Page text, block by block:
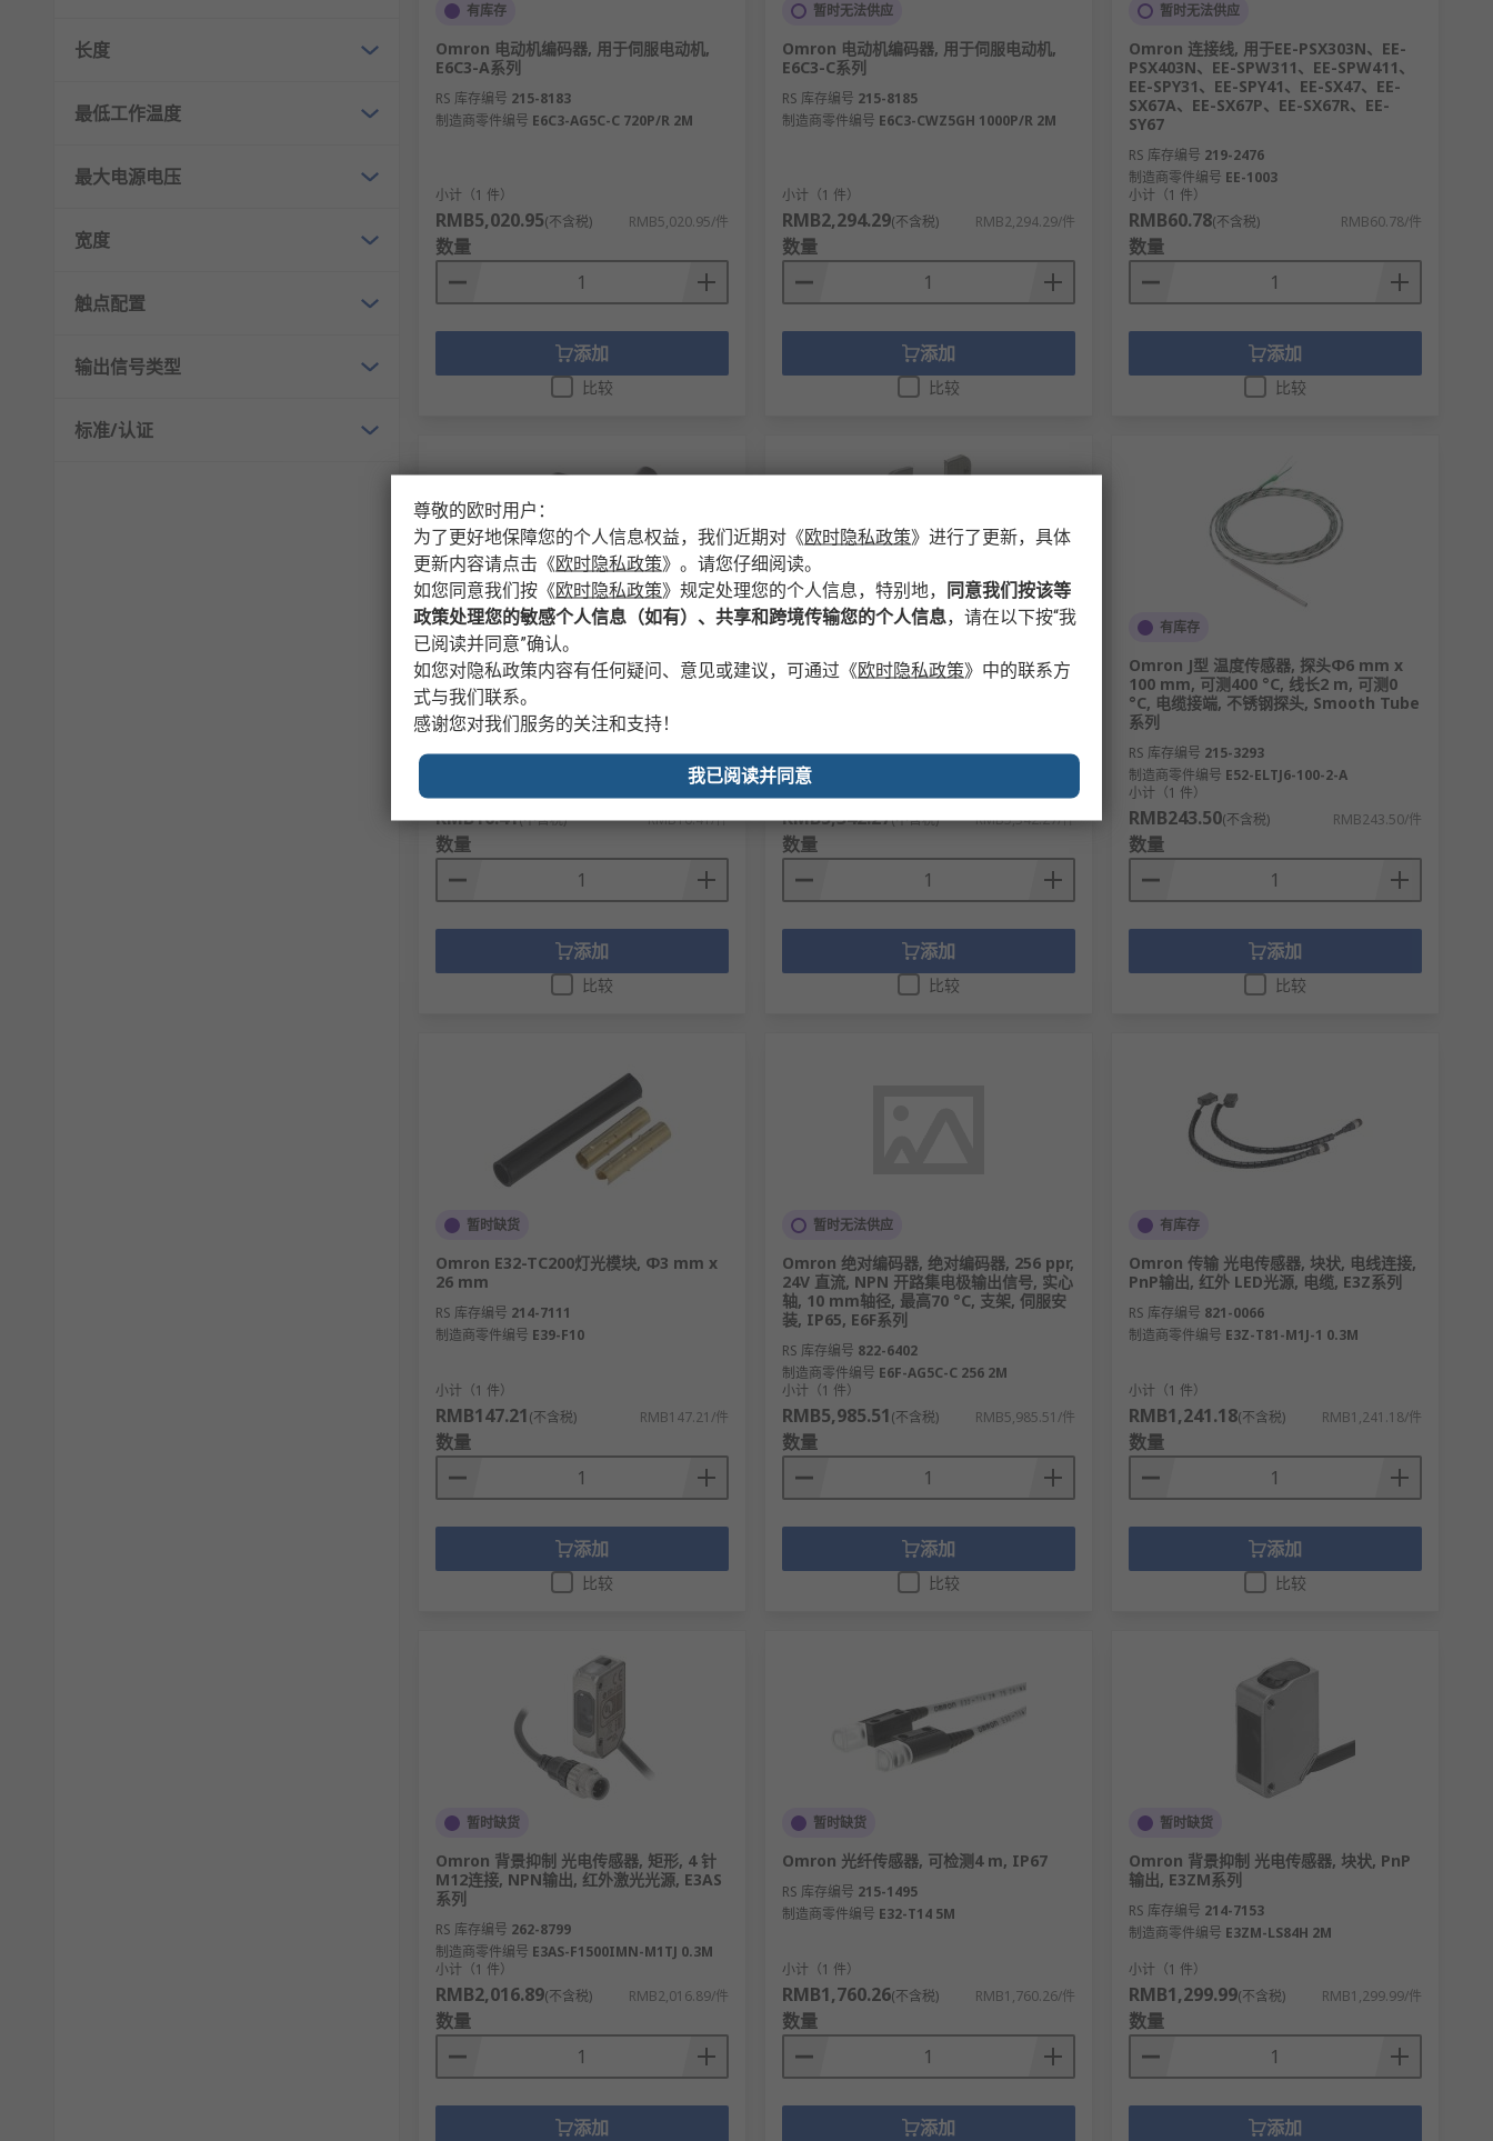
长度
最低工作温度
最大电源电压
宽度
触点配置
输出信号类型
标准/认证
有库存
Omron 电动机编码器, 用于伺服电动机,
E6C3-A系列
RS 库存编号 215-8183
制造商零件编号 E6C3-AG5C-C 720P/R 2M
小计（1 件）
RMB5,020.95(不含税) RMB5,020.95/件
数量
添加
比较
暂时无法供应
Omron 电动机编码器, 用于伺服电动机,
E6C3-C系列
RS 库存编号 215-8185
制造商零件编号 E6C3-CWZ5GH 1000P/R 2M
小计（1 件）
RMB2,294.29(不含税) RMB2,294.29/件
数量
添加
比较
暂时无法供应
Omron 连接线, 用于EE-PSX303N、EE-
PSX403N、EE-SPW311、EE-SPW411、
EE-SPY31、EE-SPY41、EE-SX47、EE-
SX67A、EE-SX67P、EE-SX67R、EE-
SY67
RS 库存编号 219-2476
制造商零件编号 EE-1003
小计（1 件）
RMB60.78(不含税) RMB60.78/件
数量
添加
比较
有库存
Omron 短转子杠杆 微动开关, SPDT, 250
V 交流, 15A触点, 插片端, 操作力2.35N,
IP40
RS 库存编号 682-2774
制造商零件编号V-155-1C25
RMB16.41(不含税) RMB16.41/件
数量
添加
比较
有库存
Omron 塑料 光纤传感器, 单输出 电缆接
端, IP50
RMB5,342.27(不含税) RMB5,342.27/件
数量
添加
比较
有库存
Omron J型 温度传感器, 探头Φ6 mm x
100 mm, 可测400 °C, 线长2 m, 可测0
°C, 电缆接端, 不锈钢探头, Smooth Tube
系列
RS 库存编号 215-3293
制造商零件编号 E52-ELTJ6-100-2-A
小计（1 件）
RMB243.50(不含税) RMB243.50/件
数量
添加
比较
暂时缺货
Omron E32-TC200灯光模块, Φ3 mm x
26 mm
RS 库存编号 214-7111
制造商零件编号 E39-F10
小计（1 件）
RMB147.21(不含税) RMB147.21/件
数量
添加
比较
暂时无法供应
Omron 绝对编码器, 绝对编码器, 256 ppr,
24V 直流, NPN 开路集电极输出信号, 实心
轴, 10 mm轴径, 最高70 °C, 支架, 伺服安
装, IP65, E6F系列
RS 库存编号 822-6402
制造商零件编号 E6F-AG5C-C 256 2M
小计（1 件）
RMB5,985.51(不含税) RMB5,985.51/件
数量
添加
比较
有库存
Omron 传输 光电传感器, 块状, 电线连接,
PnP输出, 红外 LED光源, 电缆, E3Z系列
RS 库存编号 821-0066
制造商零件编号 E3Z-T81-M1J-1 0.3M
小计（1 件）
RMB1,241.18(不含税) RMB1,241.18/件
数量
添加
比较
暂时缺货
Omron 背景抑制 光电传感器, 矩形, 4 针
M12连接, NPN输出, 红外激光光源, E3AS
系列
RS 库存编号 262-8799
制造商零件编号 E3AS-F1500IMN-M1TJ 0.3M
小计（1 件）
RMB2,016.89(不含税) RMB2,016.89/件
数量
添加
暂时缺货
Omron 光纤传感器, 可检测4 m, IP67
RS 库存编号 215-1495
制造商零件编号 E32-T14 5M
小计（1 件）
RMB1,760.26(不含税) RMB1,760.26/件
数量
添加
暂时缺货
Omron 背景抑制 光电传感器, 块状, PnP
输出, E3ZM系列
RS 库存编号 214-7153
制造商零件编号 E3ZM-LS84H 2M
小计（1 件）
RMB1,299.99(不含税) RMB1,299.99/件
数量
添加
尊敬的欧时用户：
为了更好地保障您的个人信息权益，我们近期对 《欧时隐私政策》 进行了更新，具体
更新内容请点击 《欧时隐私政策》 。请您仔细阅读。
如您同意我们按 《欧时隐私政策》 规定处理您的个人信息，特别地，
同意我们按该等
政策处理您的敏感个人信息（如有）、共享和跨境传输您的个人信息，请在以下按“我
已阅读并同意”确认。
如您对隐私政策内容有任何疑问、意见或建议，可通过 《欧时隐私政策》 中的联系方
式与我们联系。
感谢您对我们服务的关注和支持！
我已阅读并同意